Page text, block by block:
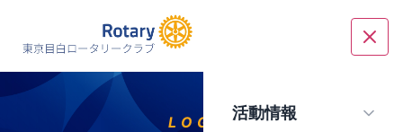
活動情報
LOGIN